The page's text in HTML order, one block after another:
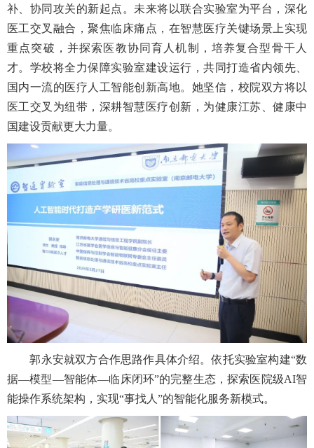
补、协同攻关的新起点。未来将以联合实验室为平台，深化
医工交叉融合，聚焦临床痛点，在智慧医疗关键场景上实现
重点突破，并探索医教协同育人机制，培养复合型骨干人
才。学校将全力保障实验室建设运行，共同打造省内领先、
国内一流的医疗人工智能创新高地。她坚信，校院双方将以
医工交叉为纽带，深耕智慧医疗创新，为健康江苏、健康中
国建设贡献更大力量。
郭永安就双方合作思路作具体介绍。依托实验室构建“数
据—模型—智能体—临床闭环”的完整生态，探索医院级AI智
能操作系统架构，实现“事找人”的智能化服务新模式。